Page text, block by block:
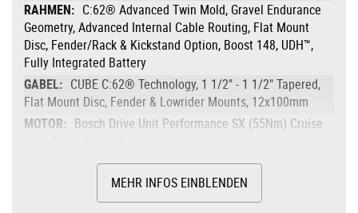
C:62® Advanced Twin Mold, Gravel Endurance
Geometry, Advanced Internal Cable Routing, Flat Mount
Disc, Fender/Rack & Kickstand Option, Boost 148, UDH™,
Fully Integrated Battery
CUBE C:62® Technology, 1 1/2" - 1 1/2" Tapered,
Flat Mount Disc, Fender & Lowrider Mounts, 12x100mm
Bosch Drive Unit Performance SX (55Nm) Cruise
55Nm
Bosch CompactTube 400
bis 400Wh
MEHR INFOS EINBLENDEN